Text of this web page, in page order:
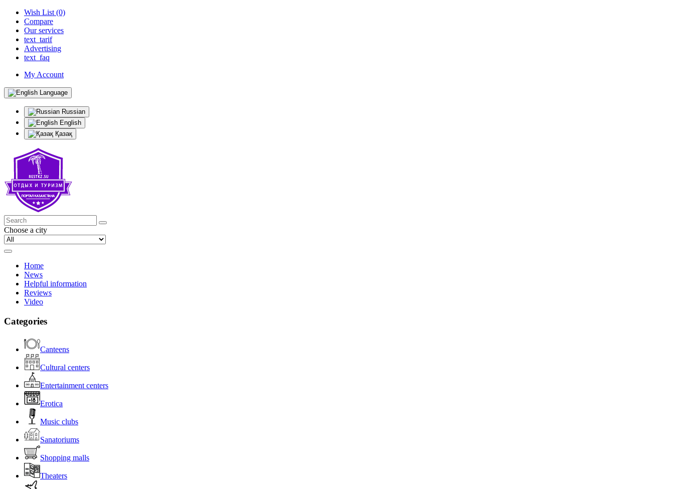
Wish List (0)
Compare
Our services
text_tarif
Advertising
text_faq
My Account
Language
Russian
English
Қазақ
Choose a city
Home
News
Helpful information
Reviews
Video
Categories
Canteens
Cultural centers
Entertainment centers
Erotica
Music clubs
Sanatoriums
Shopping malls
Theaters